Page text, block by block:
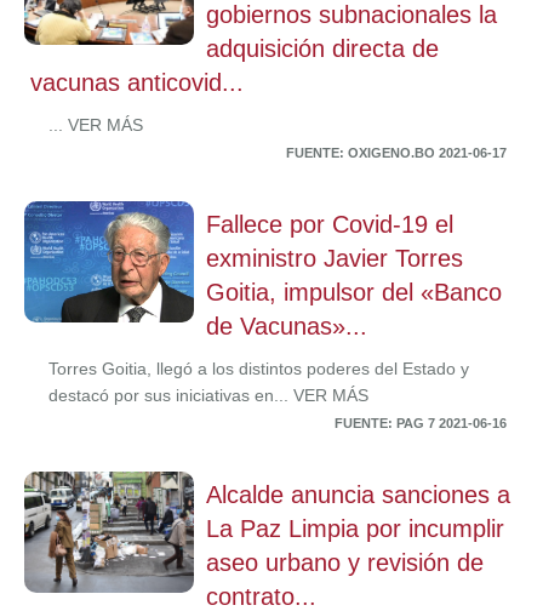
gobiernos subnacionales la
adquisición directa de
vacunas anticovid...
... VER MÁS
FUENTE: OXIGENO.BO 2021-06-17
Fallece por Covid-19 el
exministro Javier Torres
Goitia, impulsor del «Banco
de Vacunas»...
Torres Goitia, llegó a los distintos poderes del Estado y
destacó por sus iniciativas en... VER MÁS
FUENTE: PAG 7 2021-06-16
Alcalde anuncia sanciones a
La Paz Limpia por incumplir
aseo urbano y revisión de
contrato...